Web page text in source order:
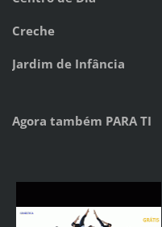
Creche
Jardim de Infância
Agora também PARA TI